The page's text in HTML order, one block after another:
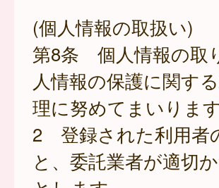
(個人情報の取扱い)
第8条 個人情報の取
人情報の保護に関す
理に努めてまいりま
2 登録された利用者
と、委託業者が適切